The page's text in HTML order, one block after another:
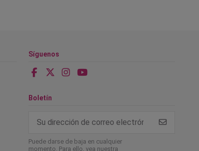
Síguenos
Boletín
Puede darse de baja en cualquier
momento. Para ello, vea nuestra